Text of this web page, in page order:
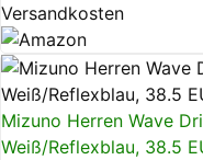
Versandkosten
Mizuno Herren Wave
Weiß/Reflexblau, 38.5